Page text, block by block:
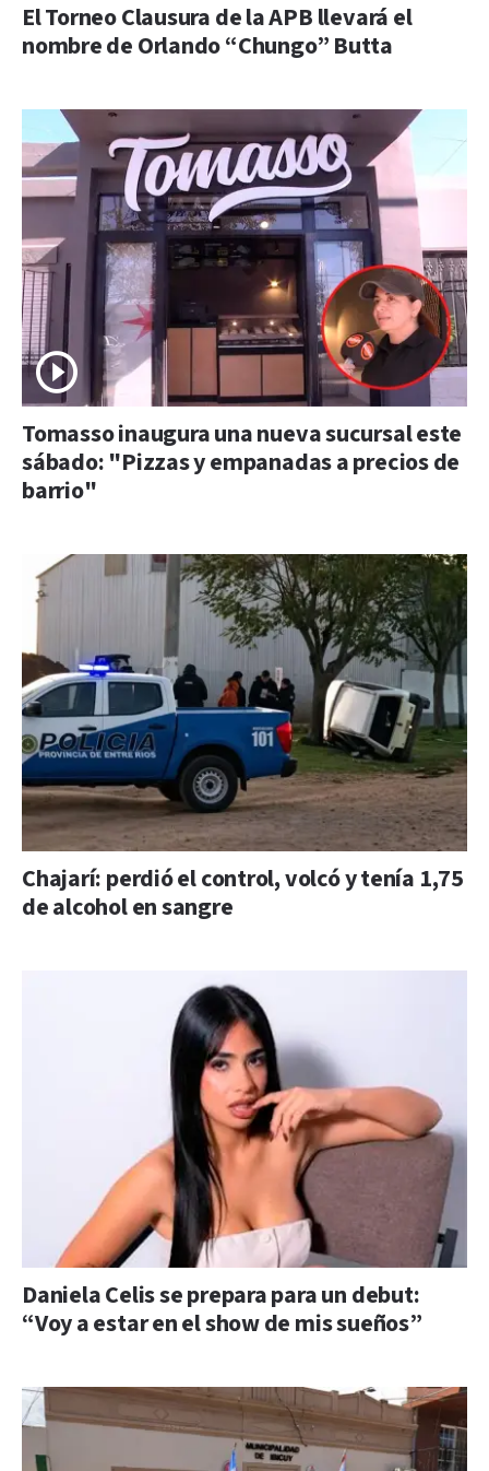
El Torneo Clausura de la APB llevará el
nombre de Orlando “Chungo” Butta
Tomasso inaugura una nueva sucursal este
sábado: "Pizzas y empanadas a precios de
barrio"
Chajarí: perdió el control, volcó y tenía 1,75
de alcohol en sangre
Daniela Celis se prepara para un debut:
“Voy a estar en el show de mis sueños”